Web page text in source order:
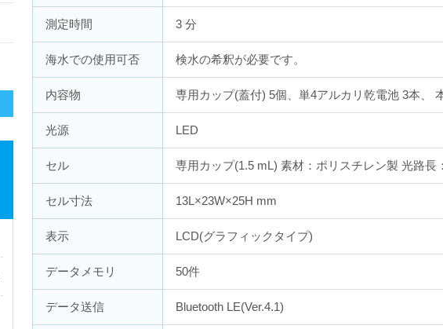
測定時間 3 分
海水での使用可否 検水の希釈が必要です。
内容物 専用カップ(蓋付) 5個、単4アルカリ乾電池 3本、
光源 LED
セル 専用カップ(1.5 mL) 素材：ポリスチレン製 光路長
セル寸法 13L×23W×25H mm
表示 LCD(グラフィックタイプ)
データメモリ 50件
データ送信 Bluetooth LE(Ver.4.1)